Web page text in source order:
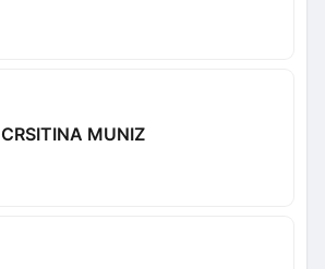
CRSITINA MUNIZ